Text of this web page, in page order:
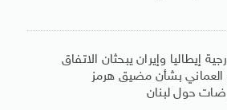
إيطاليا وإيران يبحثان الاتفاق
العماني بشأن مضيق هرمز
حول لبنان